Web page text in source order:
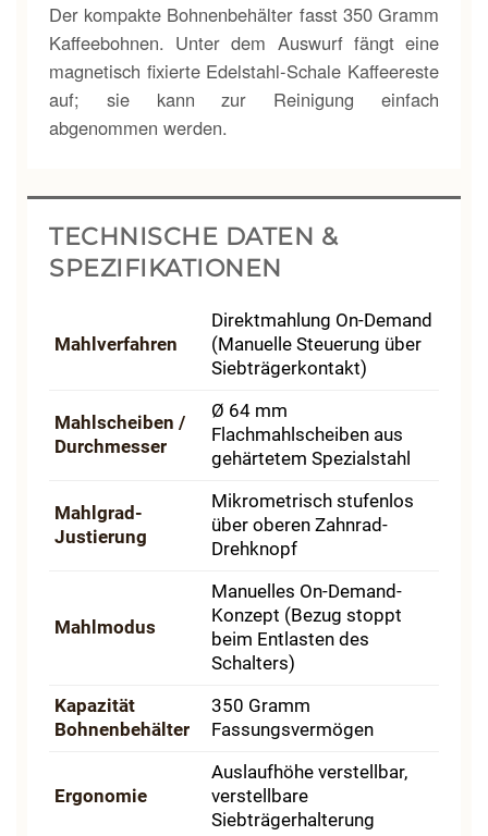
Der kompakte Bohnenbehälter fasst 350 Gramm
Kaffeebohnen. Unter dem Auswurf fängt eine
magnetisch fixierte Edelstahl-Schale Kaffeereste
auf; sie kann zur Reinigung einfach
abgenommen werden.
TECHNISCHE DATEN &
SPEZIFIKATIONEN
Mahlverfahren
Direktmahlung On-Demand
(Manuelle Steuerung über
Siebträgerkontakt)
Mahlscheiben /
Durchmesser
Ø 64 mm
Flachmahlscheiben aus
gehärtetem Spezialstahl
Mahlgrad-
Justierung
Mikrometrisch stufenlos
über oberen Zahnrad-
Drehknopf
Mahlmodus
Manuelles On-Demand-
Konzept (Bezug stoppt
beim Entlasten des
Schalters)
Kapazität
Bohnenbehälter
350 Gramm
Fassungsvermögen
Ergonomie
Auslaufhöhe verstellbar,
verstellbare
Siebträgerhalterung